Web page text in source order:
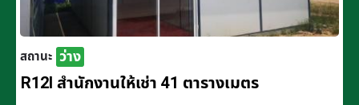
สถานะ ว่าง
R12I สำนักงานให้เช่า 41 ตารางเมตร